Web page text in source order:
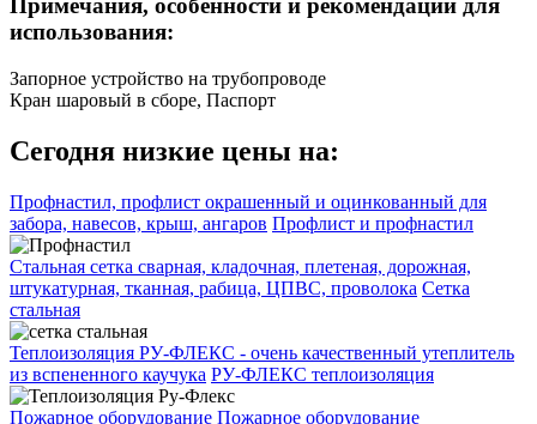
Примечания, особенности и рекомендации для
использования:
Запорное устройство на трубопроводе
Кран шаровый в сборе, Паспорт
Сегодня низкие цены на:
Профнастил, профлист окрашенный и оцинкованный для
забора, навесов, крыш, ангаров Профлист и профнастил
Стальная сетка сварная, кладочная, плетеная, дорожная,
штукатурная, тканная, рабица, ЦПВС, проволока Сетка
стальная
Теплоизоляция РУ-ФЛЕКС - очень качественный утеплитель
из вспененного каучука РУ-ФЛЕКС теплоизоляция
Пожарное оборудование Пожарное оборудование